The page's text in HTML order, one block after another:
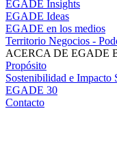
EGADE Insights
EGADE Ideas
EGADE en los medios
Territorio Negocios -
ACERCA DE EGADE
Propósito
Sostenibilidad e Impacto
EGADE 30
Contacto